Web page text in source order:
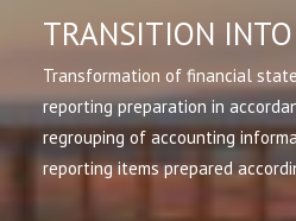
TRANSITION
Transformation of financial
reporting preparation in
regrouping of accounting
reporting items prepared